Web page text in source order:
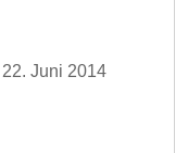
Juni 2014